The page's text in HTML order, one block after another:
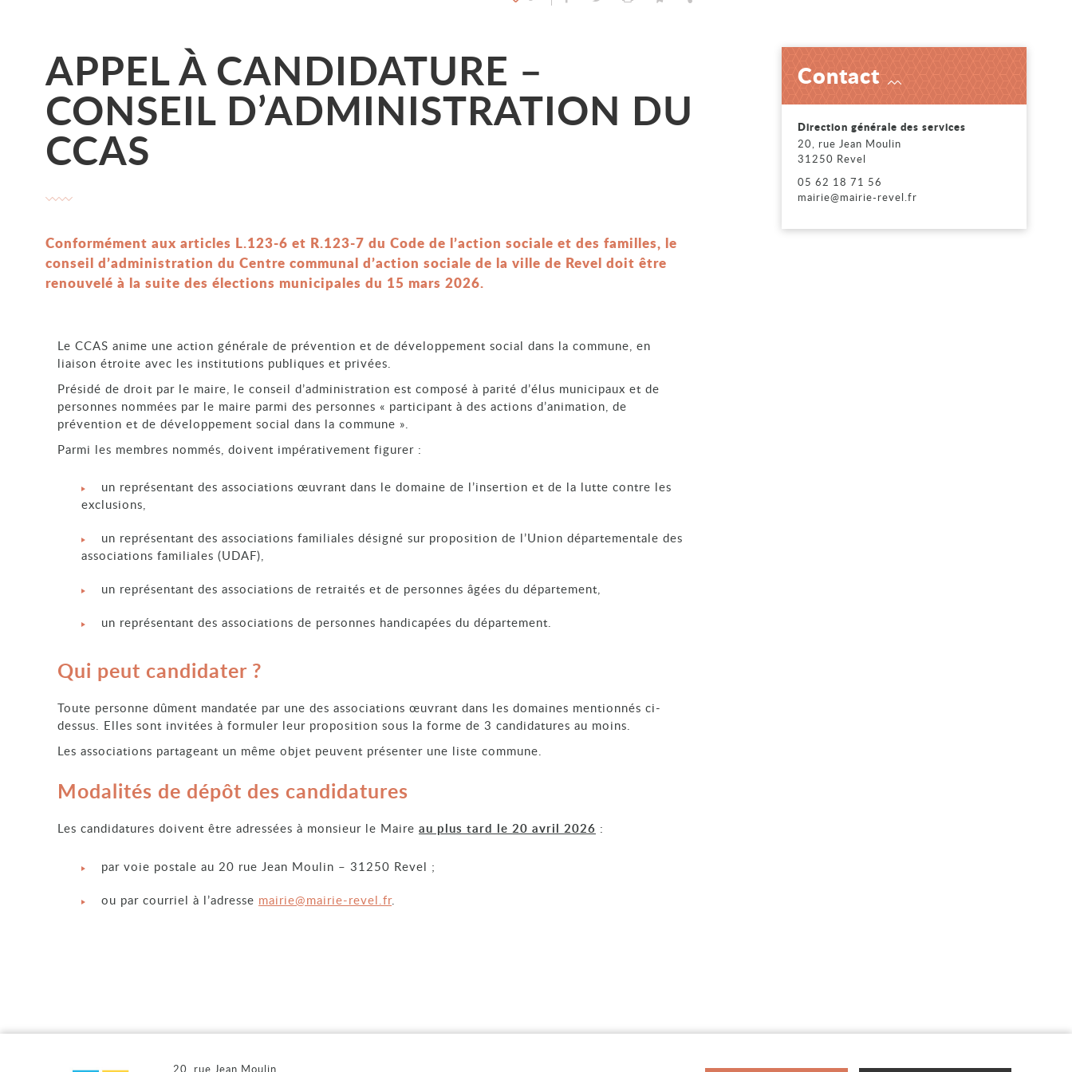
APPEL À CANDIDATURE –
CONSEIL D’ADMINISTRATION DU
CCAS
Conformément aux articles L.123-6 et R.123-7 du Code de l’action sociale et des familles, le
conseil d’administration du Centre communal d’action sociale de la ville de Revel doit être
renouvelé à la suite des élections municipales du 15 mars 2026.
Le CCAS anime une action générale de prévention et de développement social dans la commune, en
liaison étroite avec les institutions publiques et privées.
Présidé de droit par le maire, le conseil d’administration est composé à parité d’élus municipaux et de
personnes nommées par le maire parmi des personnes « participant à des actions d’animation, de
prévention et de développement social dans la commune ».
Parmi les membres nommés, doivent impérativement figurer :
un représentant des associations œuvrant dans le domaine de l’insertion et de la lutte contre les
exclusions,
un représentant des associations familiales désigné sur proposition de l’Union départementale des
associations familiales (UDAF),
un représentant des associations de retraités et de personnes âgées du département,
un représentant des associations de personnes handicapées du département.
Qui peut candidater ?
Toute personne dûment mandatée par une des associations œuvrant dans les domaines mentionnés ci-
dessus. Elles sont invitées à formuler leur proposition sous la forme de 3 candidatures au moins.
Les associations partageant un même objet peuvent présenter une liste commune.
Modalités de dépôt des candidatures
Les candidatures doivent être adressées à monsieur le Maire au plus tard le 20 avril 2026 :
par voie postale au 20 rue Jean Moulin – 31250 Revel ;
ou par courriel à l’adresse mairie@mairie-revel.fr.
Contact
Direction générale des services
20, rue Jean Moulin
31250 Revel
05 62 18 71 56
mairie@mairie-revel.fr
20, rue Jean Moulin